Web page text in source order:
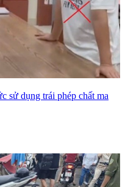
sử dụng trái phép chất ma